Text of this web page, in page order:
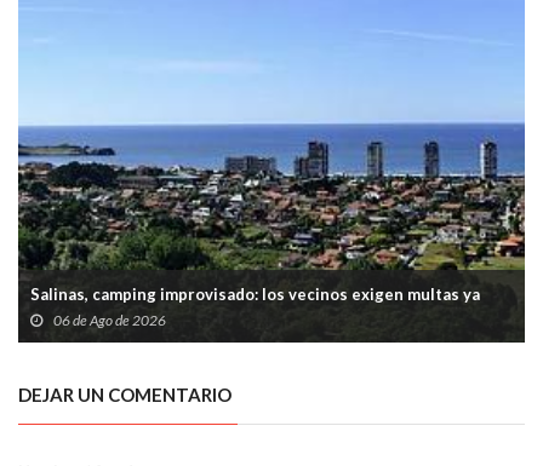
Salinas, camping improvisado: los vecinos exigen multas ya
06 de Ago de 2026
DEJAR UN COMENTARIO